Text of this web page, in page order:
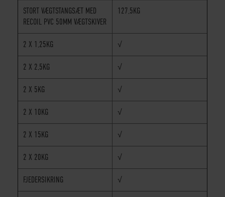
STORT VÆGTSTANGSÆT MED
RECOIL PVC 50MM VÆGTSKIVER
127,5KG
2 X 1,25KG √
2 X 2,5KG √
2 X 5KG √
2 X 10KG √
2 X 15KG √
2 X 20KG √
FJEDERSIKRING √